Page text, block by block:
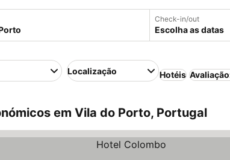
Check-in/out
Escolha as datas
Localização Hotéis
em Vila do Porto, Portugal